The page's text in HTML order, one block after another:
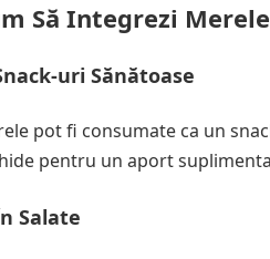
Să Integrezi
uri Sănătoase
pot fi consumate ca un
pentru un aport
Salate